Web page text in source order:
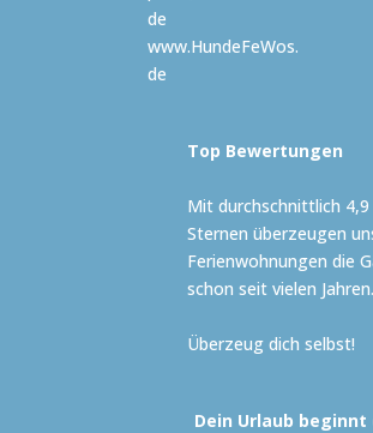
de
www.HundeFeWos.
de
Top Bewertungen
Mit durchschnittlich 4,9
Sternen überzeugen
Ferienwohnungen die
schon seit vielen Jahren.
Überzeug dich selbst!
Dein Urlaub